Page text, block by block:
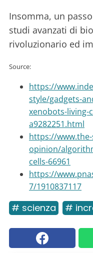
Insomma, un
studi avanzati di
rivoluzionario ed
Source:
https://
style/gadgets-
xenobots-living-
a9282251.html
https://
opinion/
cells-66961
https://
7/1910837117
# scienza #